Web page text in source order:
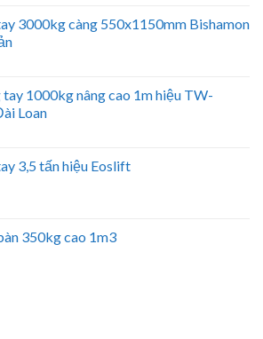
3000kg càng 550x1150mm Bishamon
tay 1000kg nâng cao 1m hiệu TW-
Loan
3,5 tấn hiệu Eoslift
350kg cao 1m3